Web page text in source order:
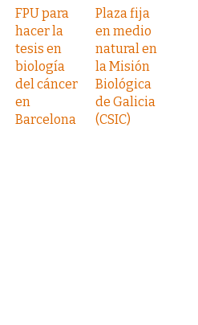
FPU para
hacer la
tesis en
biología
del cáncer
en
Barcelona
Plaza fija
en medio
natural en
la Misión
Biológica
de Galicia
(CSIC)